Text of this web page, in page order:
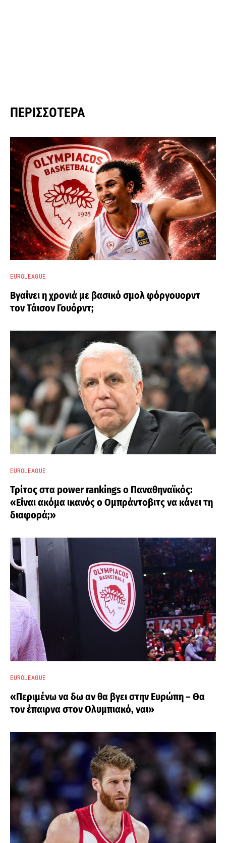
ΠΕΡΙΣΣΌΤΕΡΑ
EUROLEAGUE
Βγαίνει η χρονιά με βασικό σμολ φόργουορντ
τον Τάισον Γουόρντ;
EUROLEAGUE
Τρίτος στα power rankings ο Παναθηναϊκός:
«Είναι ακόμα ικανός ο Ομπράντοβιτς να κάνει τη
διαφορά;»
EUROLEAGUE
«Περιμένω να δω αν θα βγει στην Ευρώπη – Θα
τον έπαιρνα στον Ολυμπιακό, ναι»